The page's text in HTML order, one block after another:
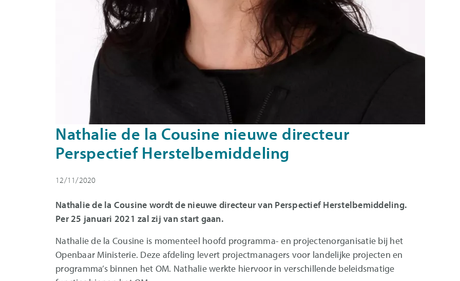
Nathalie de la Cousine nieuwe directeur
Perspectief Herstelbemiddeling
12/11/2020
Nathalie de la Cousine wordt de nieuwe directeur van Perspectief Herstelbemiddeling.
Per 25 januari 2021 zal zij van start gaan.
Nathalie de la Cousine is momenteel hoofd programma- en projectenorganisatie bij het
Openbaar Ministerie. Deze afdeling levert projectmanagers voor landelijke projecten en
programma’s binnen het OM. Nathalie werkte hiervoor in verschillende beleidsmatige